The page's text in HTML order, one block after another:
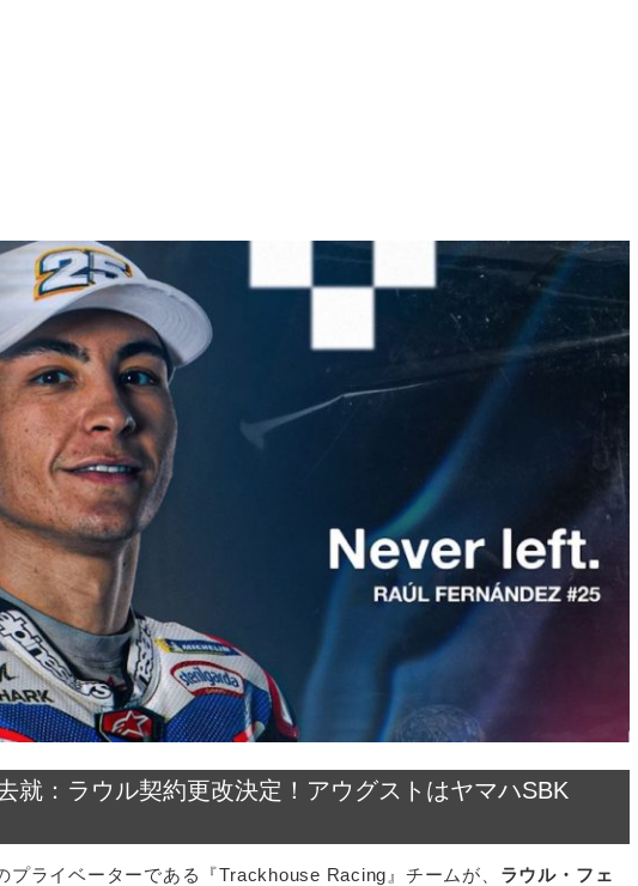
就：ラウル契約更改決定！アウグストはヤマハSBK
ライベーターである『Trackhouse Racing』チームが、 ラウル・フェ